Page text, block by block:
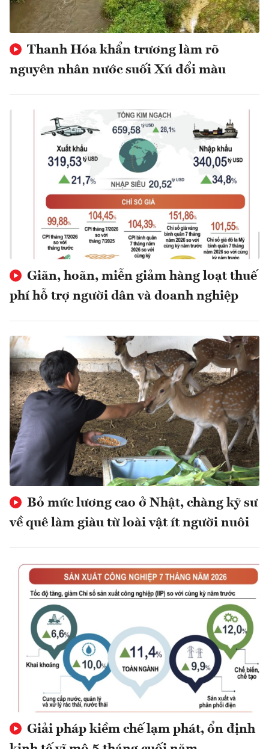
Thanh Hóa khẩn trương làm rõ
nguyên nhân nước suối Xú đổi màu
Giãn, hoãn, miễn giảm hàng loạt thuế
phí hỗ trợ người dân và doanh nghiệp
Bỏ mức lương cao ở Nhật, chàng kỹ sư
về quê làm giàu từ loài vật ít người nuôi
Giải pháp kiềm chế lạm phát, ổn định